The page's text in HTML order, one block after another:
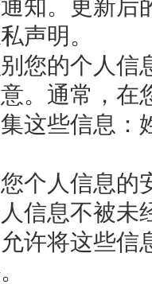
知。更新后
声明。
您的个人信
。通常，在
这些信息：
个人信息的
信息不被
许将这些